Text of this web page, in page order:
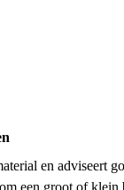
en adviseert
een groot of